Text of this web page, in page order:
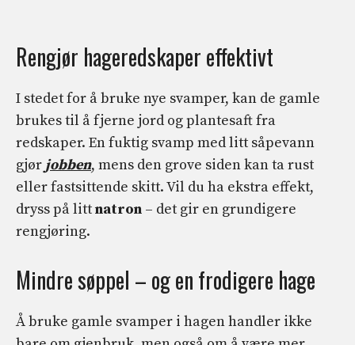
Rengjør hageredskaper effektivt
I stedet for å bruke nye svamper, kan de gamle
brukes til å fjerne jord og plantesaft fra
redskaper. En fuktig svamp med litt såpevann
gjør jobben, mens den grove siden kan ta rust
eller fastsittende skitt. Vil du ha ekstra effekt,
dryss på littnatron – det gir en grundigere
rengjøring.
Mindre søppel – og en frodigere hage
Å bruke gamle svamper i hagen handler ikke